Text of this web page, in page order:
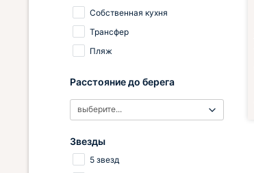
Собственная кухня
Трансфер
Пляж
Расстояние до берега
выберите...
Звезды
5 звезд